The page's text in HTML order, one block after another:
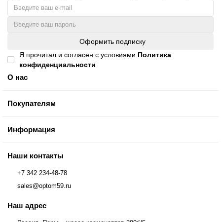
Оформить подписку
Я прочитал и согласен с условиями Политика
конфиденциальности
О нас
Покупателям
Информация
Наши контакты
+7 342 234-48-78
Наш адрес